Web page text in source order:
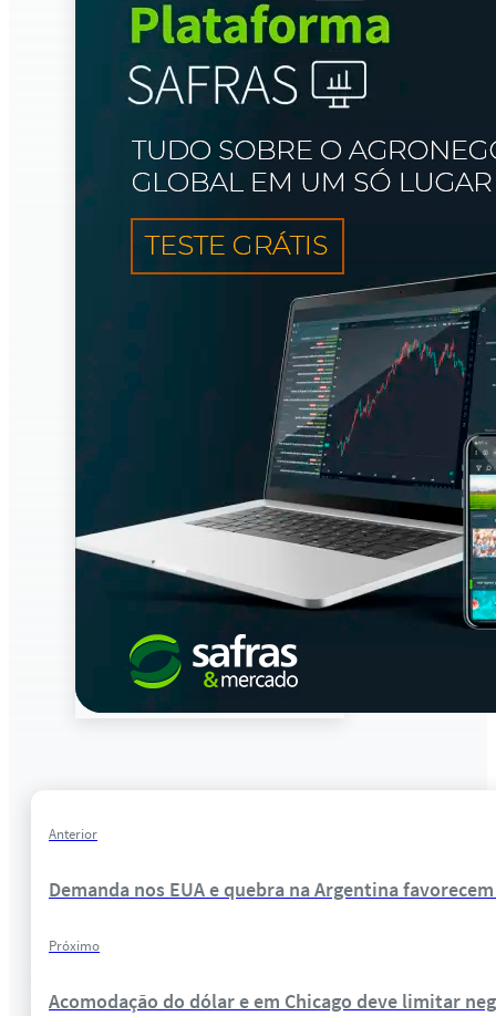
Anterior
Demanda nos EUA e quebra na Argentina
Próximo
Acomodação do dólar e em Chicago deve limitar